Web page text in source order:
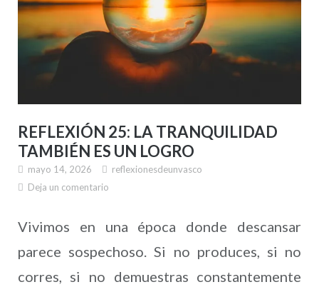
REFLEXIÓN 25: LA TRANQUILIDAD
TAMBIÉN ES UN LOGRO
mayo 14, 2026
reflexionesdeunvasco
Deja un comentario
Vivimos en una época donde descansar
parece sospechoso. Si no produces, si no
corres, si no demuestras constantemente